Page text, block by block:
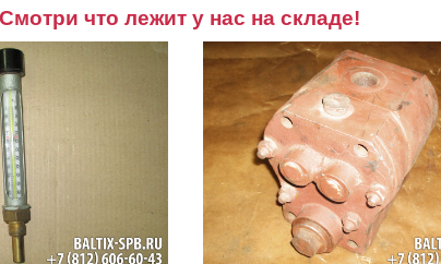
Смотри что лежит у нас на складе!